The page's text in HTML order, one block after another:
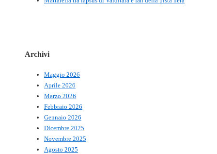
Archivi
Maggio 2026
Aprile 2026
Marzo 2026
Febbraio 2026
Gennaio 2026
Dicembre 2025
Novembre 2025
Agosto 2025